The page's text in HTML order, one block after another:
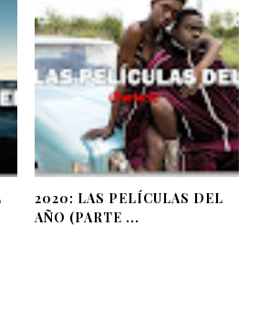
2020: LAS PELÍCULAS DEL
AÑO (PARTE ...